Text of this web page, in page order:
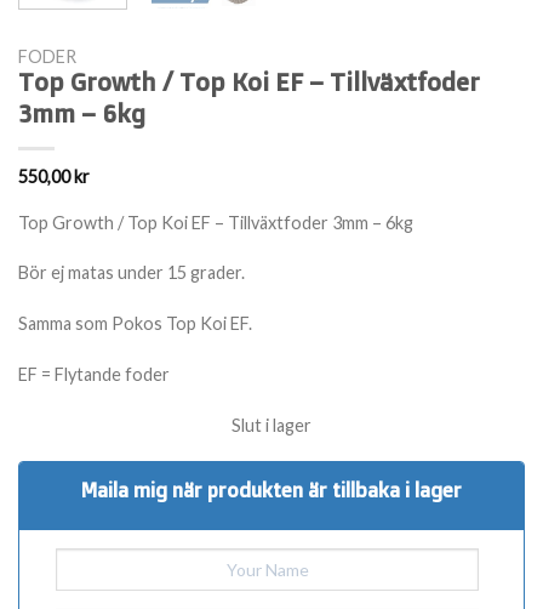
FODER
Top Growth / Top Koi EF – Tillväxtfoder
3mm – 6kg
550,00kr
Top Growth / Top Koi EF – Tillväxtfoder 3mm – 6kg
Bör ej matas under 15 grader.
Samma som Pokos Top Koi EF.
EF = Flytande foder
Slut i lager
Maila mig när produkten är tillbaka i lager